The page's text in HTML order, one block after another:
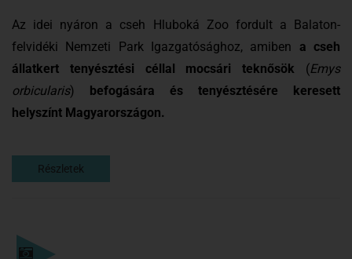
Az idei nyáron a cseh Hluboká Zoo fordult a Balaton-
felvidéki Nemzeti Park Igazgatósághoz, amiben a cseh
állatkert tenyésztési céllal mocsári teknősök (Emys
orbicularis)
befogására és tenyésztésére keresett
helyszínt Magyarországon.
Részletek